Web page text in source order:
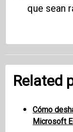
que sean
Related
Cómo
Microsoft